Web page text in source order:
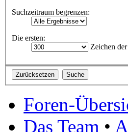
Suchzeitraum begrenzen:
Die ersten:
Zeichen
Foren-
Das Team •